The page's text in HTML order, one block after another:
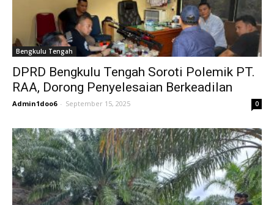
Bengkulu Tengah
DPRD Bengkulu Tengah Soroti Polemik PT.
RAA, Dorong Penyelesaian Berkeadilan
Admin1doo6 - September 15, 2025 0